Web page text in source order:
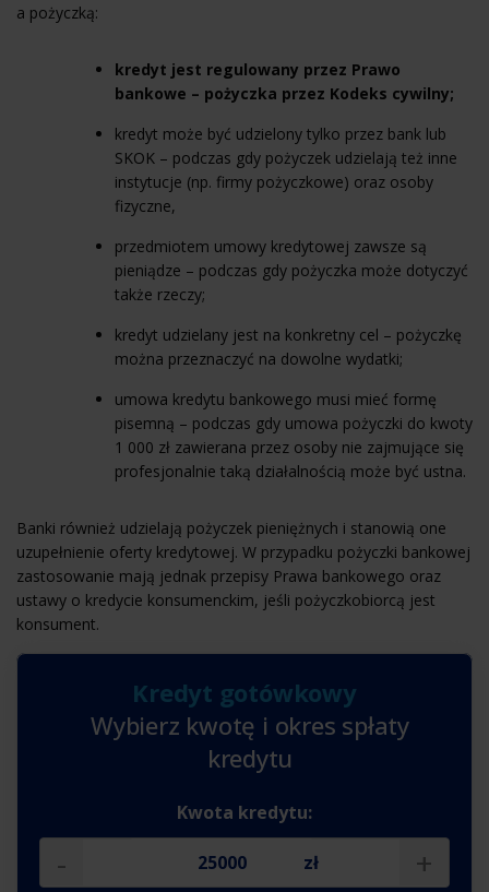
a pożyczką:
kredyt jest regulowany przez Prawo
bankowe – pożyczka przez Kodeks cywilny;
kredyt może być udzielony tylko przez bank lub
SKOK – podczas gdy pożyczek udzielają też inne
instytucje (np. firmy pożyczkowe) oraz osoby
fizyczne,
przedmiotem umowy kredytowej zawsze są
pieniądze – podczas gdy pożyczka może dotyczyć
także rzeczy;
kredyt udzielany jest na konkretny cel – pożyczkę
można przeznaczyć na dowolne wydatki;
umowa kredytu bankowego musi mieć formę
pisemną – podczas gdy umowa pożyczki do kwoty
1 000 zł zawierana przez osoby nie zajmujące się
profesjonalnie taką działalnością może być ustna.
Banki również udzielają pożyczek pieniężnych i stanowią one
uzupełnienie oferty kredytowej. W przypadku pożyczki bankowej
zastosowanie mają jednak przepisy Prawa bankowego oraz
ustawy o kredycie konsumenckim, jeśli pożyczkobiorcą jest
konsument.
Kredyt gotówkowy
Wybierz kwotę i okres spłaty
kredytu
Kwota kredytu:
- zł +